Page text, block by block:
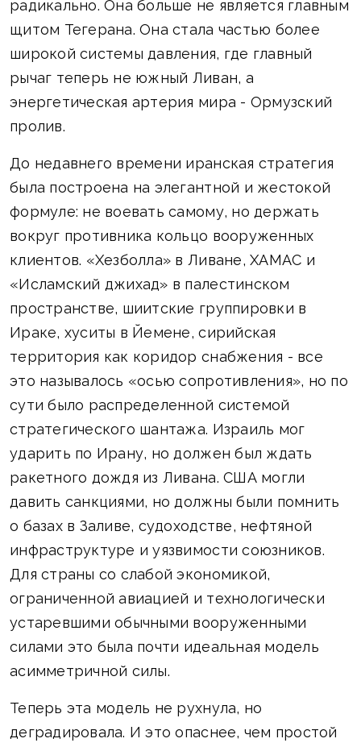
радикально. Она больше не является главным
щитом Тегерана. Она стала частью более
широкой системы давления, где главный
рычаг теперь не южный Ливан, а
энергетическая артерия мира - Ормузский
пролив.
До недавнего времени иранская стратегия
была построена на элегантной и жестокой
формуле: не воевать самому, но держать
вокруг противника кольцо вооруженных
клиентов. «Хезболла» в Ливане, ХАМАС и
«Исламский джихад» в палестинском
пространстве, шиитские группировки в
Ираке, хуситы в Йемене, сирийская
территория как коридор снабжения - все
это называлось «осью сопротивления», но по
сути было распределенной системой
стратегического шантажа. Израиль мог
ударить по Ирану, но должен был ждать
ракетного дождя из Ливана. США могли
давить санкциями, но должны были помнить
о базах в Заливе, судоходстве, нефтяной
инфраструктуре и уязвимости союзников.
Для страны со слабой экономикой,
ограниченной авиацией и технологически
устаревшими обычными вооруженными
силами это была почти идеальная модель
асимметричной силы.
Теперь эта модель не рухнула, но
деградировала. И это опаснее, чем простой